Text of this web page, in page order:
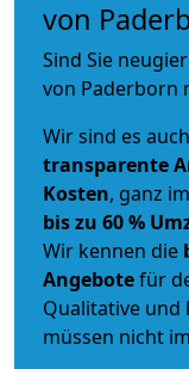
von
Sind Sie
von Paderborn
Wir sind es
transparente
Kosten, ganz
bis zu 60 %
Wir kennen die
Angebotefür
Qualitative und
müssen nicht